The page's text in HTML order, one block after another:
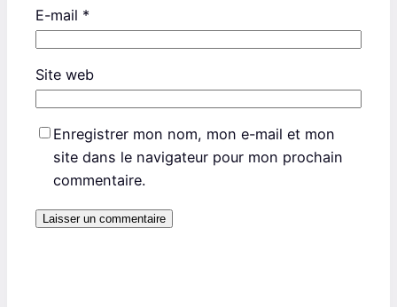
E-mail *
Site web
Enregistrer mon nom, mon e-mail et mon
site dans le navigateur pour mon prochain
commentaire.